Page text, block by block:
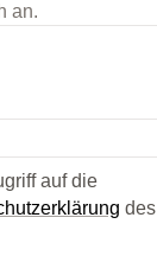
an.
auf die
des